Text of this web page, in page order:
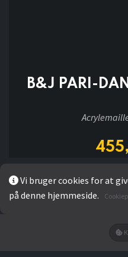
B&J PARI-
Vi bruger cookies for at
på denne hjemmeside.